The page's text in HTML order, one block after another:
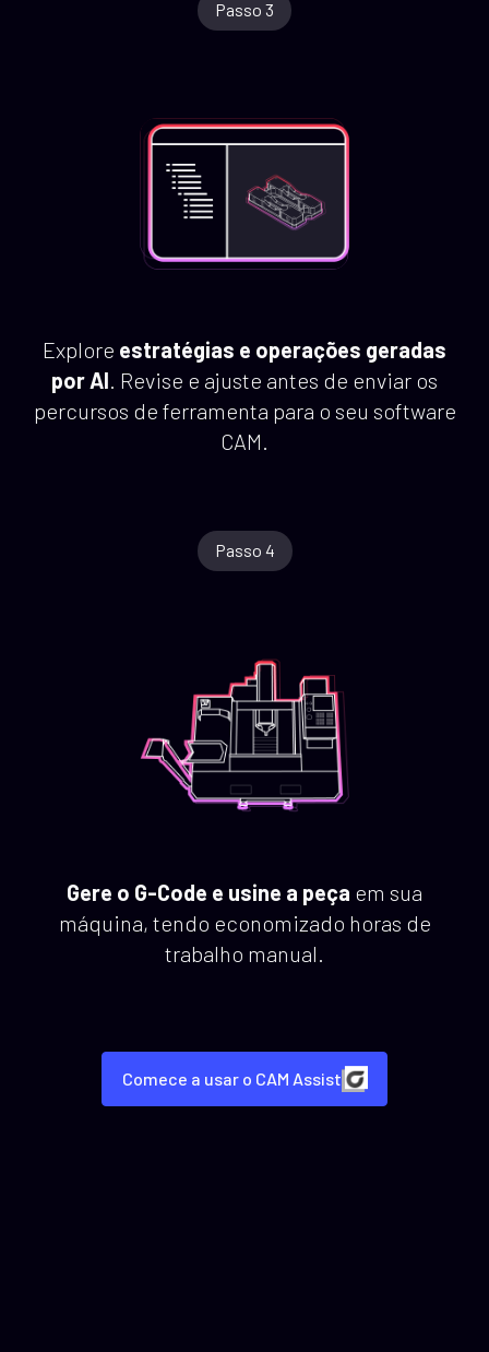
Passo 3
Explore estratégias e operações geradas
por AI. Revise e ajuste antes de enviar os
percursos de ferramenta para o seu software
CAM.
Passo 4
Gere o G-Code e usine a peça em sua
máquina, tendo economizado horas de
trabalho manual.
Comece a usar o CAM Assist